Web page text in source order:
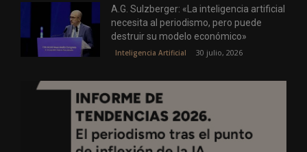
A.G. Sulzberger: «La inteligencia artificial
necesita al periodismo, pero puede
destruir su modelo económico»
Inteligencia Artificial 30 julio, 2026